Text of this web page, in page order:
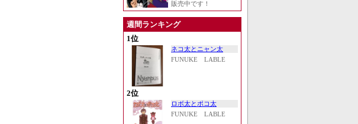
販売中です！
週間ランキング
1位
ネコ太とニャン太
FUNUKE LABLE
2位
ロボ太とポコ太
FUNUKE LABLE